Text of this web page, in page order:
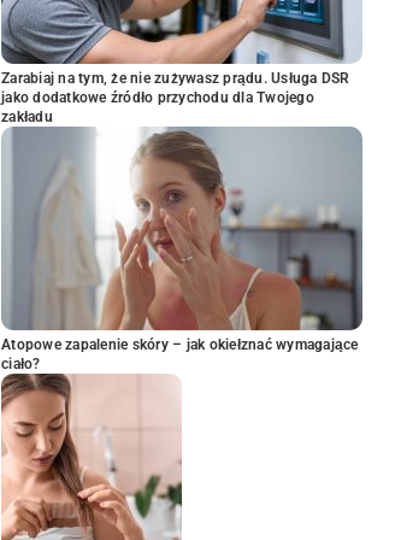
Zarabiaj na tym, że nie zużywasz prądu. Usługa DSR
jako dodatkowe źródło przychodu dla Twojego
zakładu
Atopowe zapalenie skóry – jak okiełznać wymagające
ciało?